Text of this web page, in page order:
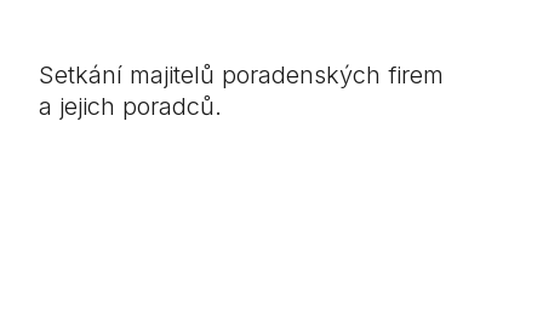
Setkání majitelů poradenských firem
a jejich poradců.